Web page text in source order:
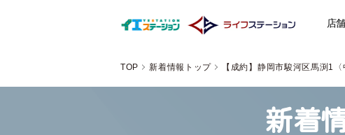
店舗
TOP 新着情報トップ 【成約】静岡市駿河区馬渕1
新着